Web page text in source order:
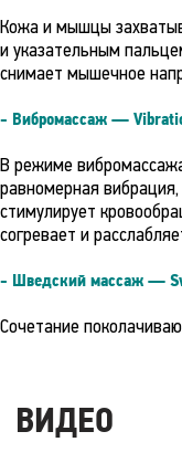
Кожа и мышцы
и указательным
снимает мышечное
- Вибромассаж —
В режиме
равномерная
стимулирует
согревает и
- Шведский массаж —
Сочетание
ВИДЕО